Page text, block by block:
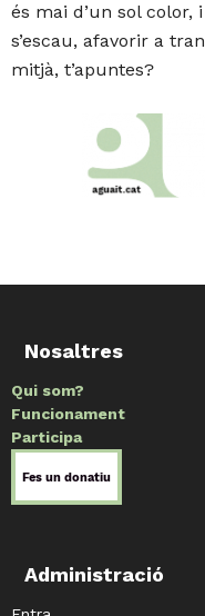
és mai d’un sol
s’escau, afavorir a
mitjà, t’apuntes?
Nosaltres
Qui som?
Funcionament
Participa
Administració